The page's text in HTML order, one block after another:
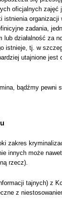
oficjalnych zajęć
organizacji
zadania,
działalność za
istnieje, tj. w
utajnione jest
bądźmy pewni
zakres
innych może
rzecz).
tajnych) z
z